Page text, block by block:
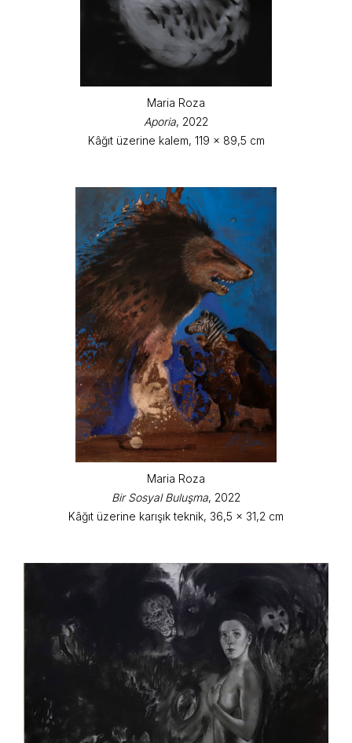
Maria Roza
Aporia, 2022
Kâğıt üzerine kalem, 119 x 89,5 cm
Maria Roza
Bir Sosyal Buluşma, 2022
Kâğıt üzerine karışık teknik, 36,5 x 31,2 cm